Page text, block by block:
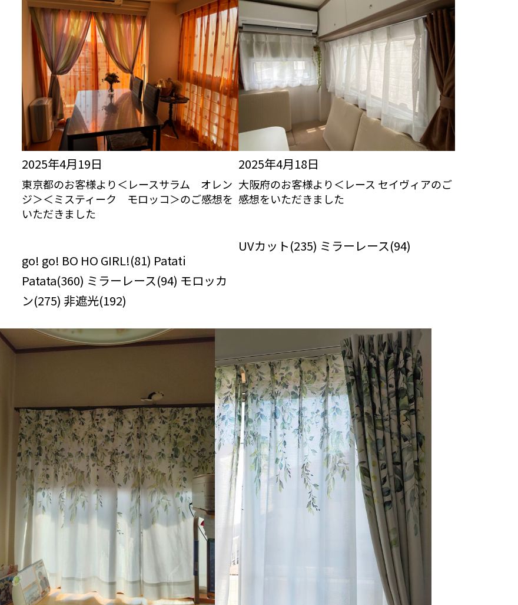
2025年4月19日
東京都のお客様より＜レースサラム オレン
ジ＞＜ミスティーク モロッコ＞のご感想を
いただきました
go! go! BO HO GIRL!(81) Patati
Patata(360) ミラーレース(94) モロッカ
ン(275) 非遮光(192)
2025年4月18日
大阪府のお客様より＜レース セイヴィアのご
感想をいただきました
UVカット(235) ミラーレース(94)